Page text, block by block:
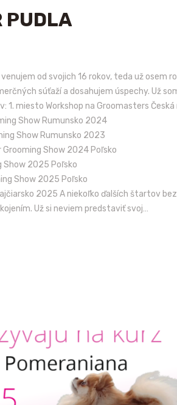
PUDLA
od svojich 16 rokov, teda už osem
súťaží a dosahujem úspechy. Už
1. miesto Workshop na Groomasters
Show Rumunsko 2024
Show Rumunsko 2023
Grooming Show 2024 Poľsko
Show 2025 Poľsko
Show 2025 Poľsko
2025 A niekoľko ďalších štartov
Už si neviem predstaviť svoj…